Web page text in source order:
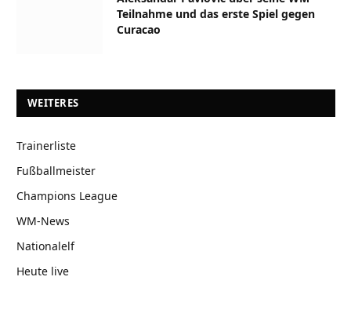
Teilnahme und das erste Spiel gegen
Curacao
WEITERES
Trainerliste
Fußballmeister
Champions League
WM-News
Nationalelf
Heute live